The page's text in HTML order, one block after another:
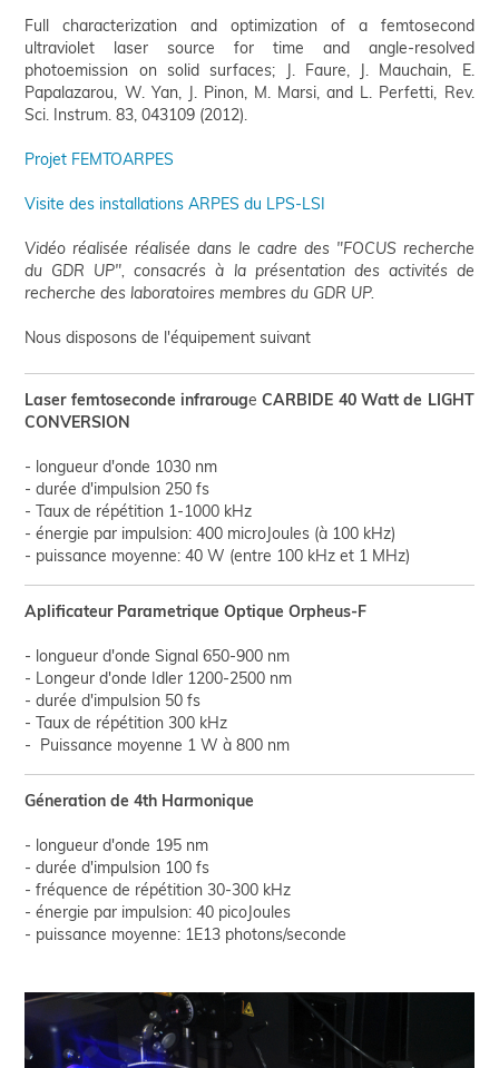
Full characterization and optimization of a femtosecond
ultraviolet laser source for time and angle-resolved
photoemission on solid surfaces; J. Faure, J. Mauchain, E.
Papalazarou, W. Yan, J. Pinon, M. Marsi, and L. Perfetti, Rev.
Sci. Instrum. 83, 043109 (2012).
Projet FEMTOARPES
Visite des installations ARPES du LPS-LSI
Vidéo réalisée réalisée dans le cadre des "FOCUS recherche
du GDR UP", consacrés à la présentation des activités de
recherche des laboratoires membres du GDR UP.
Nous disposons de l'équipement suivant
Laser femtoseconde infrarougeCARBIDE 40 Watt de LIGHT
CONVERSION
longueur d'onde 1030 nm
durée d'impulsion 250 fs
Taux de répétition 1-1000 kHz
énergie par impulsion: 400 microJoules (à 100 kHz)
puissance moyenne: 40 W (entre 100 kHz et 1 MHz)
Aplificateur Parametrique Optique Orpheus-F
longueur d'onde Signal 650-900 nm
Longeur d'onde Idler 1200-2500 nm
durée d'impulsion 50 fs
Taux de répétition 300 kHz
Puissance moyenne 1 W à 800 nm
Géneration de 4th Harmonique
longueur d'onde 195 nm
durée d'impulsion 100 fs
fréquence de répétition 30-300 kHz
énergie par impulsion: 40 picoJoules
puissance moyenne: 1E13 photons/seconde